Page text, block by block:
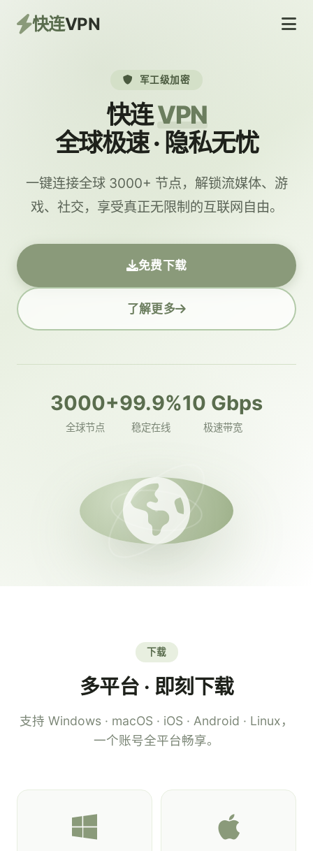
快连VPN
军工级加密
快连VPN
全球极速 · 隐私无忧
一键连接全球 3000+ 节点，解锁流媒体、游
戏、社交，享受真正无限制的互联网自由。
免费下载
了解更多
3000+
全球节点
99.9%
稳定在线
10 Gbps
极速带宽
下载
多平台 · 即刻下载
支持 Windows · macOS · iOS · Android · Linux，
一个账号全平台畅享。